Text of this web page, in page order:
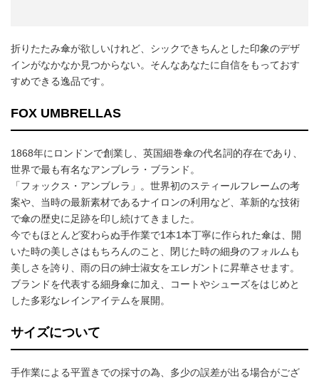
折りたたみ傘が欲しいけれど、シックできちんとした印象のデザ
インがなかなか見つからない。そんなあなたに自信をもっておす
すめできる逸品です。
FOX UMBRELLAS
1868年にロンドンで創業し、英国細巻傘の代名詞的存在であり、
世界で最も有名なアンブレラ・ブランド。
「フォックス・アンブレラ」。世界初のスティールフレームの考
案や、当時の最新素材であるナイロンの利用など、革新的な技術
で傘の歴史に足跡を印し続けてきました。
今でもほとんど変わらぬ手作業で1本1本丁寧に作られた傘は、開
いた時の美しさはもちろんのこと、閉じた時の細身のフォルムも
美しさを誇り、雨の日の紳士淑女をエレガントに昇華させます。
ブランドを代表する細身傘に加え、コートやシューズをはじめと
した多彩なレインアイテムを展開。
サイズについて
手作業による平置きでの採寸の為、多少の誤差が出る場合がござ